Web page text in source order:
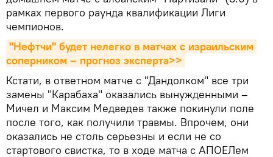
рамках первого раунда квалификации Лиги
чемпионов.
"Нефтчи" будет нелегко в матчах с израильским
соперником – прогноз эксперта>>
Кстати, в ответном матче с "Дандолком" все три
замены "Карабаха" оказались вынужденными –
Мичел и Максим Медведев также покинули поле
после того, как получили травмы. Впрочем, они
оказались не столь серьезны и если не со
стартового свистка, то в ходе матча с АПОЕЛем